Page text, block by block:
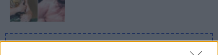
SIDEBAR JS TEST